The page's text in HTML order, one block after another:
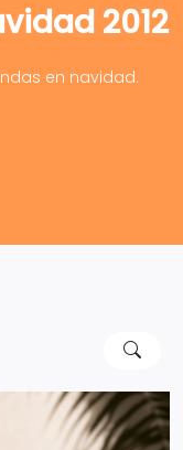
2012
en navidad.